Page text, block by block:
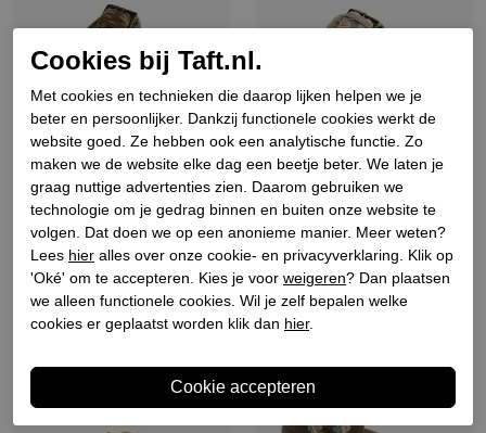
Dames slippers
€ 199,90 € 139,93
Dames slippers licht grijs
€ 199,90 € 139,93
Sale
Cookies bij Taft.nl.
Met cookies en technieken die daarop lijken helpen we je
beter en persoonlijker. Dankzij functionele cookies werkt de
website goed. Ze hebben ook een analytische functie. Zo
maken we de website elke dag een beetje beter. We laten je
graag nuttige advertenties zien. Daarom gebruiken we
technologie om je gedrag binnen en buiten onze website te
volgen. Dat doen we op een anonieme manier. Meer weten?
Lees hier alles over onze cookie- en privacyverklaring. Klik op
'Oké' om te accepteren. Kies je voor weigeren? Dan plaatsen
we alleen functionele cookies. Wil je zelf bepalen welke
cookies er geplaatst worden klik dan hier.